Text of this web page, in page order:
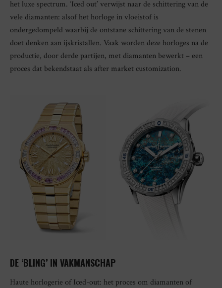
het luxe spectrum. ‘Iced out’ verwijst naar de schittering van de
vele diamanten: alsof het horloge in vloeistof is
ondergedompeld waarbij de ontstane schittering van de stenen
doet denken aan ijskristallen. Vaak worden deze horloges na de
productie, door derde partijen, met diamanten bewerkt – een
proces dat bekendstaat als after market customization.
DE ‘BLING’ IN VAKMANSCHAP
Haute horlogerie of Iced-out: het proces om diamanten of